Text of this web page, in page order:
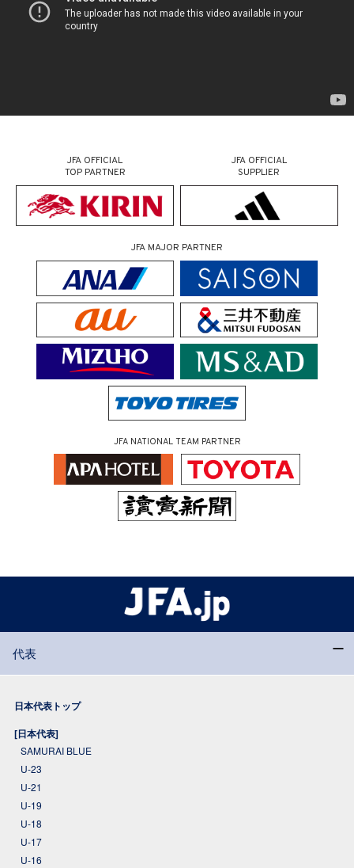
JFA OFFICIAL
TOP PARTNER
JFA OFFICIAL
SUPPLIER
JFA MAJOR PARTNER
JFA NATIONAL TEAM PARTNER
代表
日本代表トップ
[日本代表]
SAMURAI BLUE
U-23
U-21
U-19
U-18
U-17
U-16